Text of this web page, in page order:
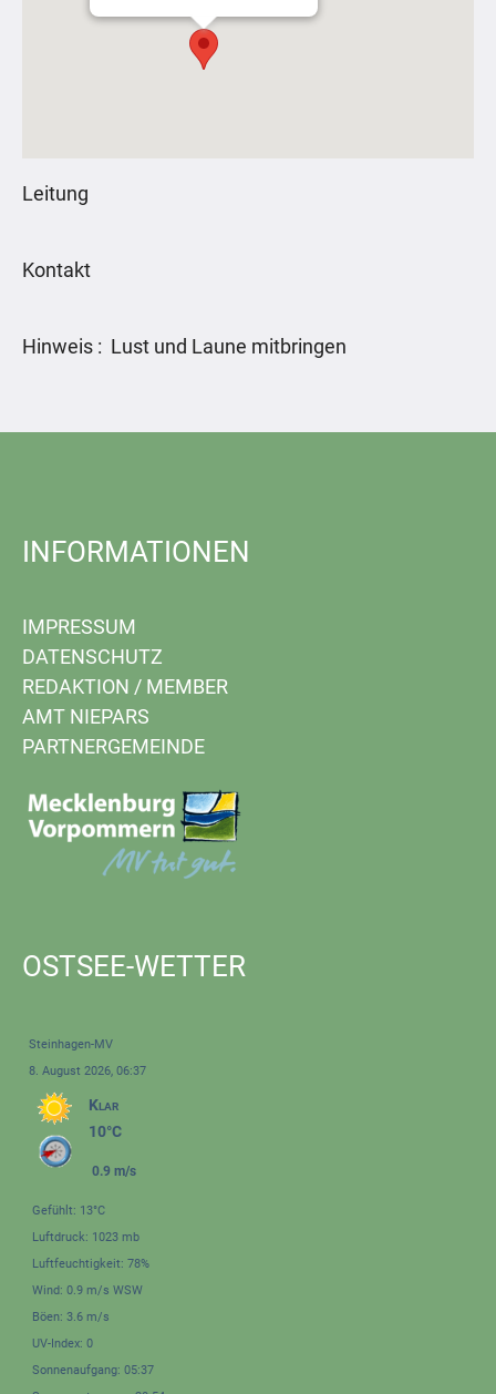
Leitung
Kontakt
Hinweis : Lust und Laune mitbringen
INFORMATIONEN
IMPRESSUM
DATENSCHUTZ
REDAKTION / MEMBER
AMT NIEPARS
PARTNERGEMEINDE
OSTSEE-WETTER
Steinhagen-MV
8. August 2026, 06:37
Klar
10°C
0.9 m/s
Gefühlt: 13°C
Luftdruck: 1023 mb
Luftfeuchtigkeit: 78%
Wind: 0.9 m/s WSW
Böen: 3.6 m/s
UV-Index: 0
Sonnenaufgang: 05:37